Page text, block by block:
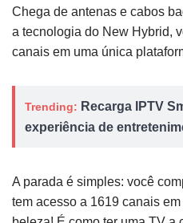
Chega de antenas e cabos
a tecnologia do New Hybrid,
canais em uma única
Trending: Recarga IPTV
experiência de
A parada é simples: você
tem acesso a 1619 canais